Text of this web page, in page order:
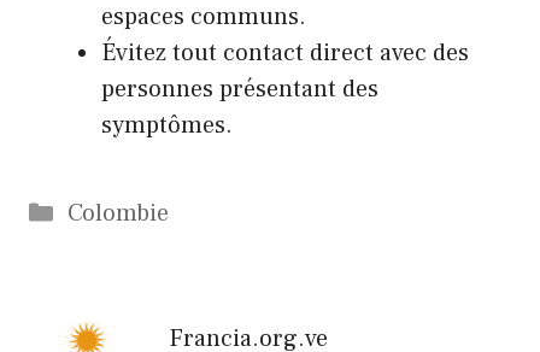
espaces communs.
Évitez tout contact direct avec des
personnes présentant des
symptômes.
Catégories
Colombie
Francia.org.ve